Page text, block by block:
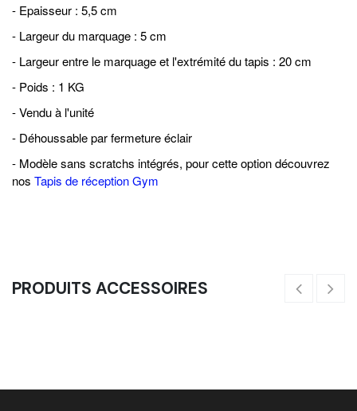
- Epaisseur : 5,5 cm
- Largeur du marquage : 5 cm
- Largeur entre le marquage et l'extrémité du tapis : 20 cm
- Poids : 1 KG
- Vendu à l'unité
- Déhoussable par fermeture éclair
- Modèle sans scratchs intégrés, pour cette option découvrez
nos Tapis de réception Gym
PRODUITS ACCESSOIRES